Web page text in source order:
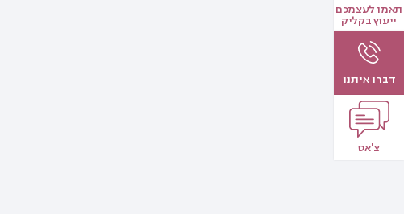
תאמו לעצמכם
ייעוץ בקליק
דברו איתנו
צ'אט